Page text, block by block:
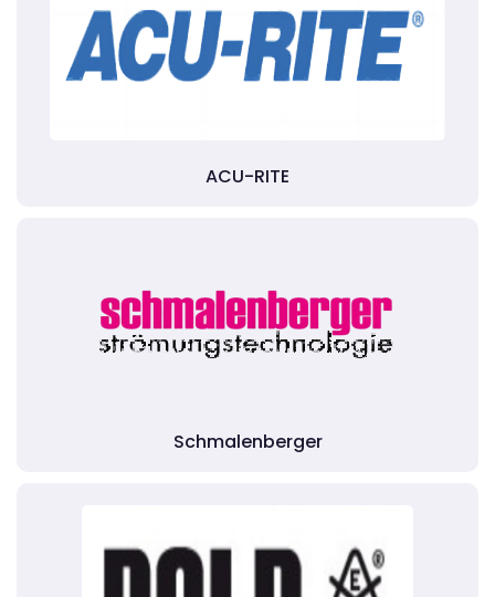
ACU-RITE
Schmalenberger